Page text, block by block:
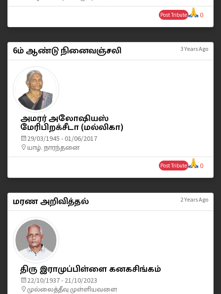
0
Post Tribute
6ம் ஆண்டு நினைவஞ்சலி 3 Years Ago
அமரர் அலோஷியஸ்
மேரிபிறக்சீடா (மல்லிகா)
29/03/1945 - 01/06/2017
யாழ். நாரந்தனை
0
Post Tribute
மரண அறிவித்தல் 2 Years Ago
திரு இராமுப்பிள்ளை கனகசிங்கம்
22/10/1937 - 21/10/2023
முல்லைத்தீவு முள்ளியவளை